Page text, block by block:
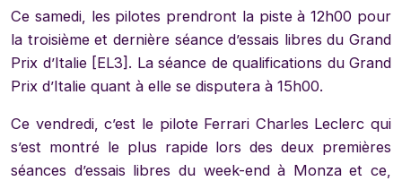
Ce samedi, les pilotes prendront la piste à 12h00 pour
la troisième et dernière séance d’essais libres du Grand
Prix d’Italie [EL3]. La séance de qualifications du Grand
Prix d’Italie quant à elle se disputera à 15h00.
Ce vendredi, c’est le pilote Ferrari Charles Leclerc qui
s’est montré le plus rapide lors des deux premières
séances d’essais libres du week-end à Monza et ce,